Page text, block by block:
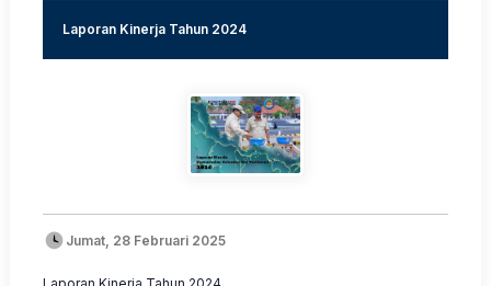
Laporan Kinerja Tahun 2024
Jumat, 28 Februari 2025